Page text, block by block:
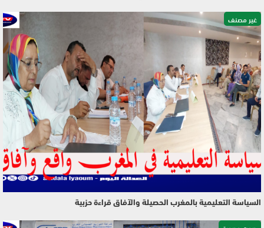
غير مصنف
السياسة التعليمية بالمغرب الحصيلة والآفاق قراءة حزبية